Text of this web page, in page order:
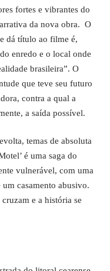
fortes e vibrantes do
da nova obra. O
dá título ao filme é,
enredo e o local onde
brasileira”. O
que teve seu futuro
contra a qual a
a saída possível.
temas de absoluta
é uma saga do
vulnerável, com uma
casamento abusivo.
e a história se